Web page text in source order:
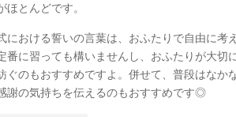
ほとんどです。
における誓いの言葉は、おふたりで自由に考
番に習っても構いませんし、おふたりが大切
ぐのもおすすめですよ。併せて、普段はなか
謝の気持ちを伝えるのもおすすめです◎